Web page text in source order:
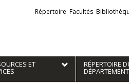
Liens
externes
Répertoire Facultés
ET RÉPERTOIRE
DÉPARTEMENT